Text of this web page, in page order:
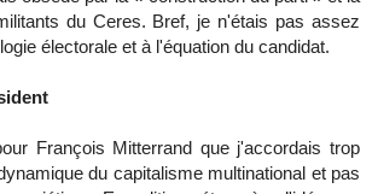
du Ceres. Bref, je n'étais pas assez
électorale et à l'équation du candidat.
François Mitterrand que j'accordais trop
du capitalisme multinational et pas